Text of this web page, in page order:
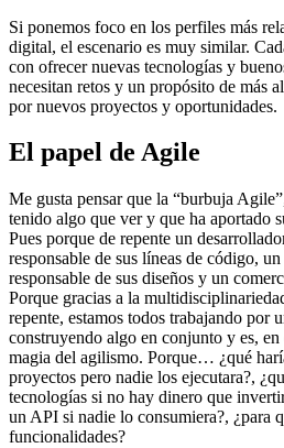
Si ponemos foco en los perfiles más
digital, el escenario es muy similar.
con ofrecer nuevas tecnologías y
necesitan retos y un propósito de más
por nuevos proyectos y oportunidades.
El papel de Agile
Me gusta pensar que la “burbuja
tenido algo que ver y que ha aportado
Pues porque de repente un
responsable de sus líneas de código,
responsable de sus diseños y un
Porque gracias a la
repente, estamos todos trabajando por
construyendo algo en conjunto y es,
magia del agilismo. Porque… ¿qué
proyectos pero nadie los ejecutara?,
tecnologías si no hay dinero que
un API si nadie lo consumiera?, ¿para
funcionalidades?